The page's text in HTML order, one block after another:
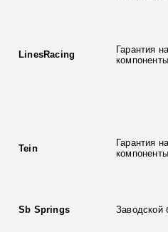
LinesRacing
Гарантия
компоненты
Tein
Гарантия
компоненты
Sb Springs Заводской